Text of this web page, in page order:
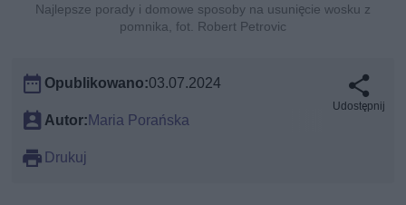
Najlepsze porady i domowe sposoby na usunięcie wosku z
pomnika, fot. Robert Petrovic
Opublikowano:03.07.2024
Autor:Maria Porańska
Drukuj
Udostępnij